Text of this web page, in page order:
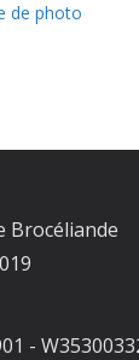
de photo
Brocéliande
-